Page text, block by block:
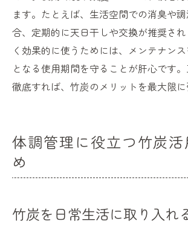
ます。たとえば、生活空間での消臭や
合、定期的に天日干しや交換が推奨さ
く効果的に使うためには、メンテナン
となる使用期間を守ることが肝心です
徹底すれば、竹炭のメリットを最大限に
体調管理に役立つ竹炭活
め
竹炭を日常生活に取り入れ